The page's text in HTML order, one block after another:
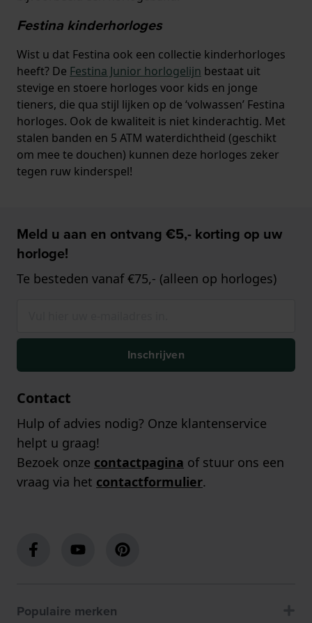
Festina kinderhorloges
Wist u dat Festina ook een collectie kinderhorloges
heeft? De Festina Junior horlogelijn bestaat uit
stevige en stoere horloges voor kids en jonge
tieners, die qua stijl lijken op de ‘volwassen’ Festina
horloges. Ook de kwaliteit is niet kinderachtig. Met
stalen banden en 5 ATM waterdichtheid (geschikt
om mee te douchen) kunnen deze horloges zeker
tegen ruw kinderspel!
Meld u aan en ontvang €5,- korting op uw
horloge!
Te besteden vanaf €75,- (alleen op horloges)
Inschrijven
Contact
Hulp of advies nodig? Onze klantenservice
helpt u graag!
Bezoek onze contactpagina of stuur ons een
vraag via het contactformulier.
Populaire merken